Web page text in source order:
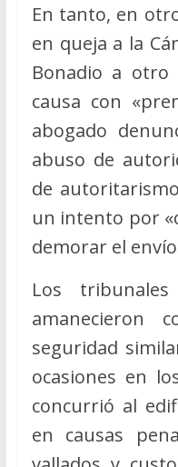
En tanto, en
en queja a la
Bonadio a
causa con
abogado
abuso de
de
un intento por
demorar el
Los
amanecieron
seguridad
ocasiones en
concurrió al
en causas